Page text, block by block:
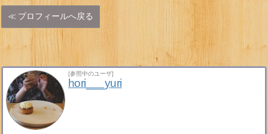
プロフィールへ戻る
[参照中のユーザ]
hori___yuri